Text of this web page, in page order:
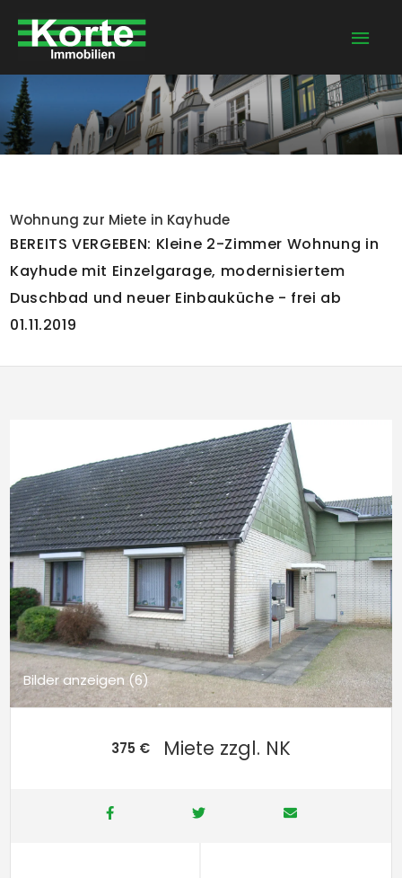
Inhalt
Wohnung zur Miete in Kayhude
BEREITS VERGEBEN: Kleine 2-Zimmer Wohnung in
Kayhude mit Einzelgarage, modernisiertem
Duschbad und neuer Einbauküche - frei ab
01.11.2019
Bilder anzeigen (6)
375 € Miete zzgl. NK